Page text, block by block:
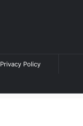
Privacy Policy